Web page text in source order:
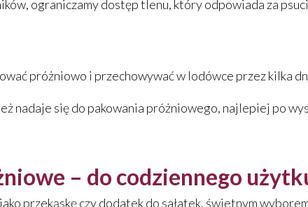
ograniczamy dostęp tlenu, który odpowiada za
próżniowo i przechowywać w lodówce przez kilka
nadaje się do pakowania próżniowego, najlepiej po
– do codziennego
przekąskę czy dodatek do sałatek, świetnym